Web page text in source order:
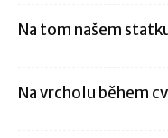
Na tom našem
Na vrcholu během